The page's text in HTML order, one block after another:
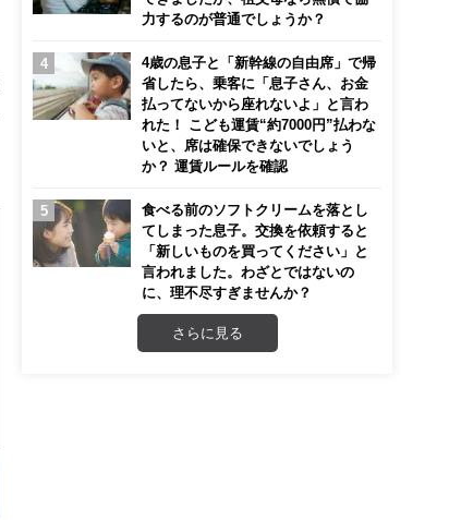
力するのが普通でしょうか？
4歳の息子と「新幹線の自由席」で帰
省したら、乗客に「息子さん、お金
払ってないから座れないよ」と言わ
れた！ こども運賃“約7000円”払わな
いと、席は確保できないでしょう
か？ 運賃ルールを確認
食べる前のソフトクリームを落とし
てしまった息子。交換を依頼すると
「新しいものを買ってください」と
言われました。わざとではないの
に、理不尽すぎませんか？
さらに見る